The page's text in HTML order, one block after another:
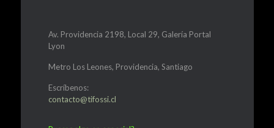
Av. Providencia 2198, Local 29, Galería Portal
Lyon
Metro Los Leones, Providencia, Santiago
Escríbenos:
contacto@tifossi.cl